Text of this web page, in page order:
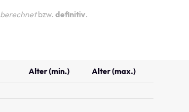
berechnetbzw. definitiv.
Alter (min.)
Alter (max.)